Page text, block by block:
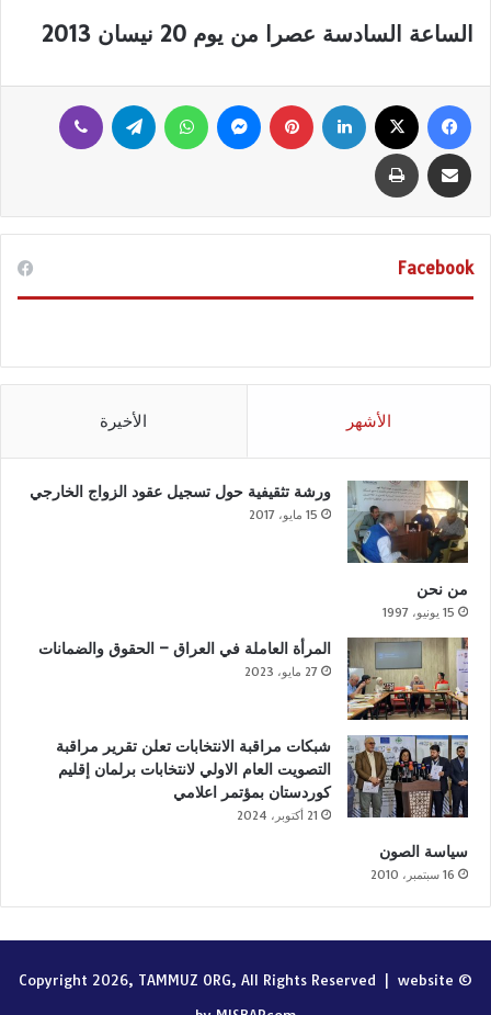
الساعة السادسة عصرا من يوم 20 نيسان 2013
فيسبوك لينكدإن بينتيريست ماسنجر واتساب تيلقرام
مشاركة عبر البريد طباعة
Facebook
الأشهر الأخيرة
ورشة تثقيفية حول تسجيل عقود الزواج الخارجي
15 مايو، 2017
من نحن
15 يونيو، 1997
المرأة العاملة في العراق – الحقوق والضمانات
27 مايو، 2023
شبكات مراقبة الانتخابات تعلن تقرير مراقبة
التصويت العام الاولي لانتخابات برلمان إقليم
كوردستان بمؤتمر اعلامي
21 أكتوبر، 2024
سياسة الصون
16 سبتمبر، 2010
© Copyright 2026, TAMMUZ ORG, All Rights Reserved |
website